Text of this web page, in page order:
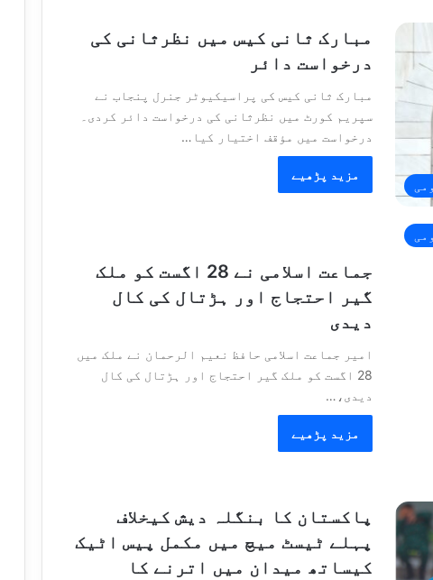
مبارک ثانی کیس میں نظرثانی کی
درخواست دائر
مبارک ثانی کیس کی پراسیکیوٹر جنرل پنجاب نے
سپریم کورٹ میں نظرثانی کی درخواست دائر کردی۔
درخواست میں مؤقف اختیار کیا…
مزید پڑھیے
جماعت اسلامی نے 28 اگست کو ملک
گیر احتجاج اور ہڑتال کی کال
دیدی
امیر جماعت اسلامی حافظ نعیم الرحمان نے ملک میں
28 اگست کو ملک گیر احتجاج اور ہڑتال کی کال
دیدی،…
مزید پڑھیے
پاکستان کا بنگلہ دیش کیخلاف
پہلے ٹیسٹ میچ میں مکمل پیس اٹیک
کیساتھ میدان میں اترنے کا